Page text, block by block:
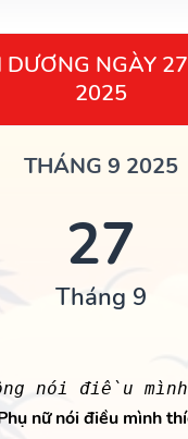
DƯƠNG NGÀY
2025
THÁNG 9 2025
27
Tháng 9
nói điều
nữ nói điều mình